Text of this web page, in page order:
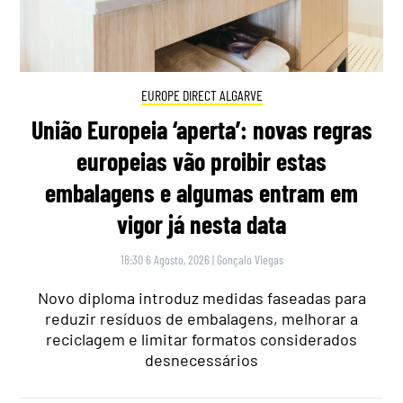
EUROPE DIRECT ALGARVE
União Europeia ‘aperta’: novas regras
europeias vão proibir estas
embalagens e algumas entram em
vigor já nesta data
18:30 6 Agosto, 2026 | Gonçalo Viegas
Novo diploma introduz medidas faseadas para
reduzir resíduos de embalagens, melhorar a
reciclagem e limitar formatos considerados
desnecessários